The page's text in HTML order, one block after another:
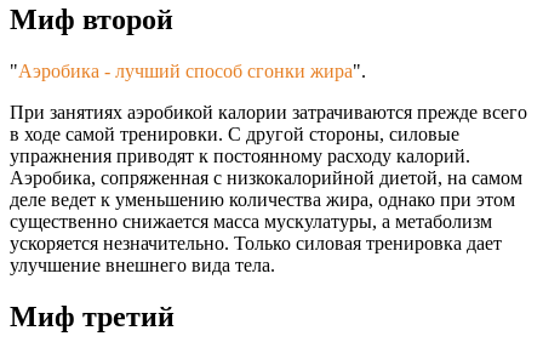
Миф второй
"Аэробика - лучший способ сгонки жира".
При занятиях аэробикой калории затрачиваются прежде всего
в ходе самой тренировки. С другой стороны, силовые
упражнения приводят к постоянному расходу калорий.
Аэробика, сопряженная с низкокалорийной диетой, на самом
деле ведет к уменьшению количества жира, однако при этом
существенно снижается масса мускулатуры, а метаболизм
ускоряется незначительно. Только силовая тренировка дает
улучшение внешнего вида тела.
Миф третий